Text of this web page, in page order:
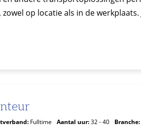
op locatie als in de
Fulltime Aantal uur:32 - 40 Branche: